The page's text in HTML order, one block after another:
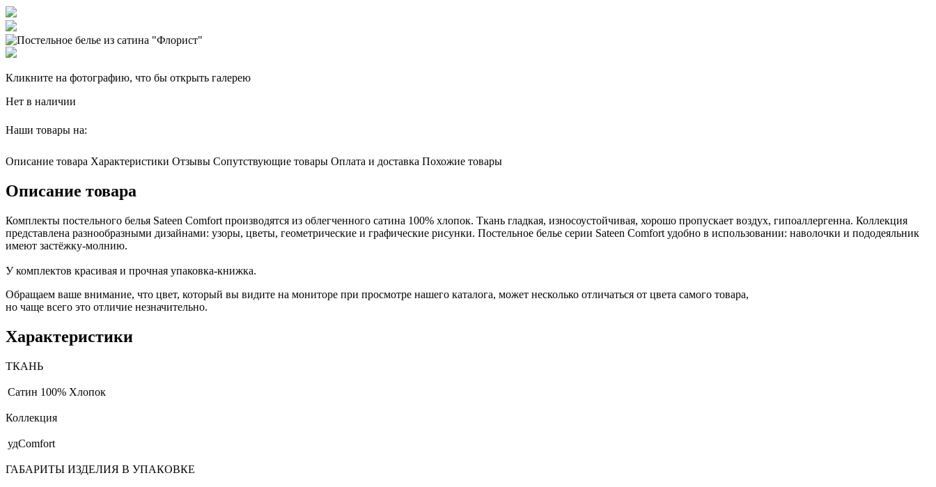
Кликните на фотографию, что бы открыть галерею
Нет в наличии
Наши товары на:
Описание товара Характеристики Отзывы Сопутствующие товары Оплата и доставка Похожие товары
Описание товара
Комплекты постельного белья Sateen Comfort производятся из облегченного сатина 100% хлопок. Ткань гладкая, износоустойчивая, хорошо пропускает воздух, гипоаллергенна. Коллекция
представлена разнообразными дизайнами: узоры, цветы, геометрические и графические рисунки. Постельное белье серии Sateen Comfort удобно в использовании: наволочки и пододеяльник
имеют застёжку-молнию.
У комплектов красивая и прочная упаковка-книжка.
Обращаем ваше внимание, что цвет, который вы видите на мониторе при просмотре нашего каталога, может несколько отличаться от цвета самого товара,
но чаще всего это отличие незначительно.
Характеристики
ТКАНЬ
Сатин 100% Хлопок
Коллекция
удComfort
ГАБАРИТЫ ИЗДЕЛИЯ В УПАКОВКЕ